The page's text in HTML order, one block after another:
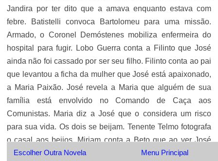
Jandira por ter dito que a amava enquanto estava com
febre. Batistelli convoca Bartolomeu para uma missão.
Armado, o Coronel Demóstenes mobiliza enfermeira do
hospital para fugir. Lobo Guerra conta a Filinto que José
ainda não foi cassado por ser seu filho. Filinto conta ao pai
que levantou a ficha da mulher que José está apaixonado,
a Maria Paixão. José revela a Maria que alguém de sua
família está envolvido no Comando de Caça aos
Comunistas. Maria diz a José que o considera um risco
para sua vida. Os dois se beijam. Tenente Telmo fotografa
o casal aos beijos. Miriam conta a Beto que ao ver José
ficou mexida. Ela confessa que o amava na adolescência.
Escolher Outra Novela Menu Principal